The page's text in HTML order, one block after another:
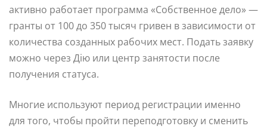
активно работает программа «Собственное дело» —
гранты от 100 до 350 тысяч гривен в зависимости от
количества созданных рабочих мест. Подать заявку
можно через Дію или центр занятости после
получения статуса.
Многие используют период регистрации именно
для того, чтобы пройти переподготовку и сменить